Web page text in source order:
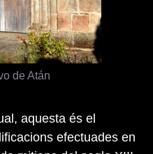
de Atán
aquesta és el
efectuades en